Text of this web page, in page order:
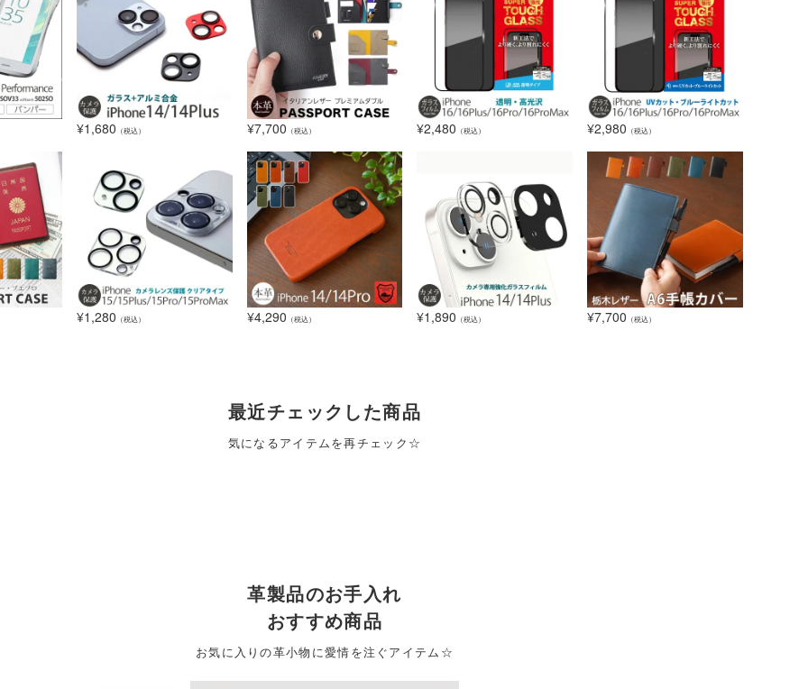
¥1,680 （税込） ¥7,700 （税込） ¥2,480 （税込） ¥2,980 （税込）
¥1,280 （税込） ¥4,290 （税込） ¥1,890 （税込） ¥7,700 （税込）
最近チェックした商品
気になるアイテムを再チェック☆
革製品のお手入れ
おすすめ商品
お気に入りの革小物に愛情を注ぐアイテム☆